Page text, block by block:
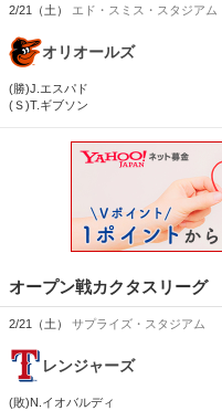
2/21（土） エド・スミス・スタジアム
オリオールズ
(勝)J.エスパド
(Ｓ)T.ギブソン
オープン戦カクタスリーグ
2/21（土） サプライズ・スタジアム
レンジャーズ
(敗)N.イオバルディ